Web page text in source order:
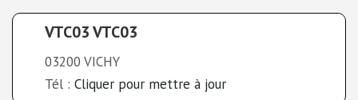
VTC03 VTC03
03200 VICHY
Tél : Cliquer pour mettre à jour